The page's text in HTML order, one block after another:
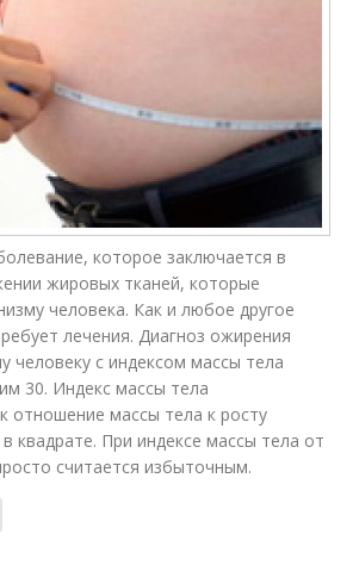
которое заключается в
жировых тканей, которые
человека. Как и любое другое
лечения. Диагноз ожирения
человеку с индексом массы тела
30. Индекс массы тела
отношение массы тела к росту
квадрате. При индексе массы тела от
считается избыточным.